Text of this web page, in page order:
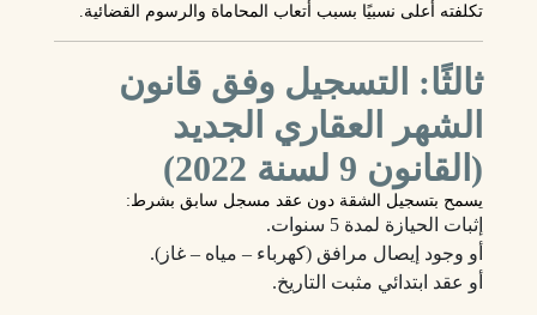
تكلفته أعلى نسبيًا بسبب أتعاب المحاماة والرسوم القضائية.
ثالثًا: التسجيل وفق قانون
الشهر العقاري الجديد
(القانون 9 لسنة 2022)
يسمح بتسجيل الشقة دون عقد مسجل سابق بشرط:
إثبات الحيازة لمدة 5 سنوات.
أو وجود إيصال مرافق (كهرباء – مياه – غاز).
أو عقد ابتدائي مثبت التاريخ.